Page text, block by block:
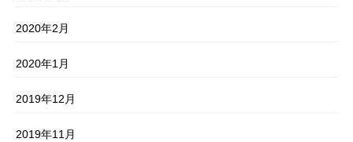
2020年2月
2020年1月
2019年12月
2019年11月